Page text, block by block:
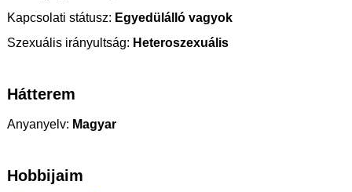
Kapcsolati státusz: Egyedülálló vagyok
Szexuális irányultság: Heteroszexuális
Hátterem
Anyanyelv: Magyar
Hobbijaim